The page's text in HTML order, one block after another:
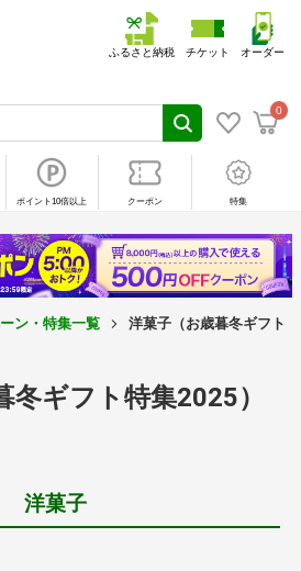
0
ふるさと納税 チケット オーダー
ポイント10倍以上 クーポン 特集
ン・特集一覧 洋菓子（お歳暮冬ギフト
冬ギフト特集2025）
洋菓子